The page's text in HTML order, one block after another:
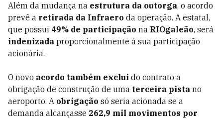
Além da mudança na estrutura da outorga, o acordo
prevê a retirada da Infraero da operação. A estatal,
que possui 49% de participação na RIOgaleão, será
indenizada proporcionalmente à sua participação
acionária.
O novo acordo também exclui do contrato a
obrigação de construção de uma terceira pista no
aeroporto. A obrigação só seria acionada se a
demanda alcançasse 262,9 mil movimentos por